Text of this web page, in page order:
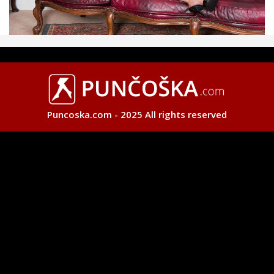
Puncoska.com - 2025 All rights reserved